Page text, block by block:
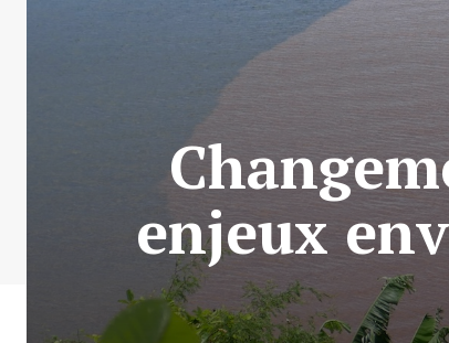
enjeux